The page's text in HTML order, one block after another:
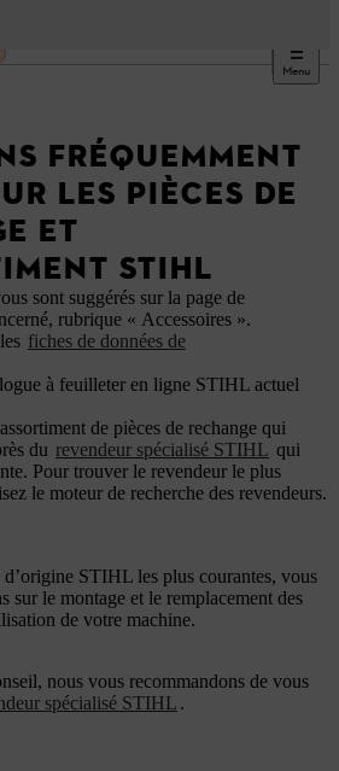
Menu
FRÉQUEMMENT
LES PIÈCES DE
ET
STIHL
sont suggérés sur la page de
rubrique « Accessoires ».
fiches de données de
à feuilleter en ligne STIHL actuel
de pièces de rechange qui
du revendeur spécialisé STIHL qui
Pour trouver le revendeur le plus
le moteur de recherche des revendeurs.
d’origine STIHL les plus courantes, vous
sur le montage et le remplacement des
de votre machine.
nous vous recommandons de vous
spécialisé STIHL .